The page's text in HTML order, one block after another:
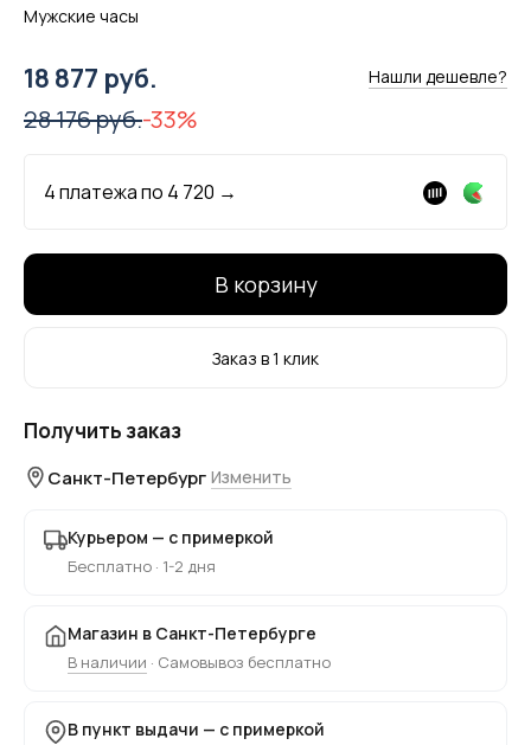
Мужские часы
18 877 руб. Нашли дешевле?
28 176 руб.-33%
4 платежа по 4 720 →
В корзину
Заказ в 1 клик
Получить заказ
Санкт-Петербург Изменить
Курьером — с примеркой
Бесплатно · 1-2 дня
Магазин в Санкт-Петербурге
В наличии · Самовывоз бесплатно
В пункт выдачи — с примеркой